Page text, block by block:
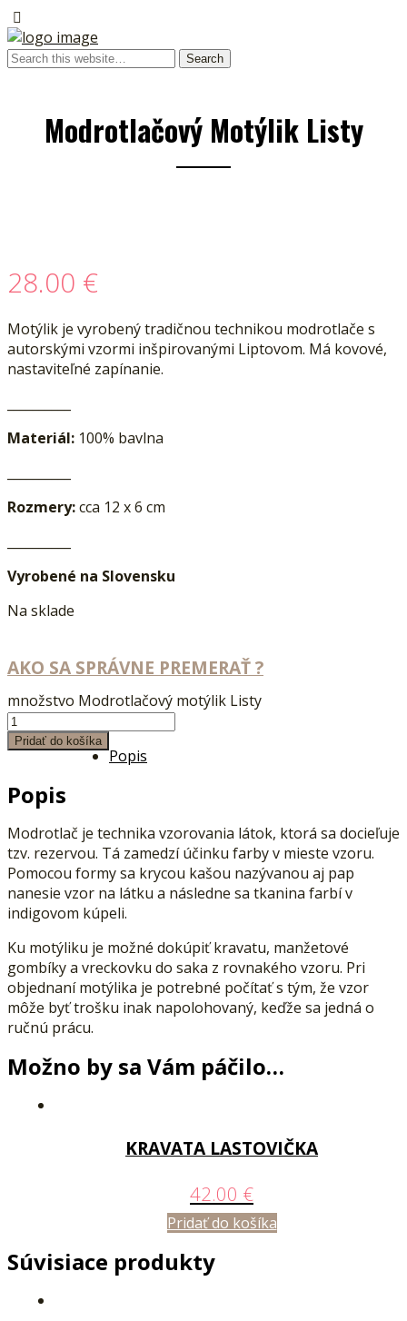
Modrotlačový Motýlik Listy
28.00 €
Motýlik je vyrobený tradičnou technikou modrotlače s
autorskými vzormi inšpirovanými Liptovom. Má kovové,
nastaviteľné zapínanie.
Materiál: 100% bavlna
Rozmery:cca 12 x 6 cm
Vyrobené na Slovensku
Na sklade
AKO SA SPRÁVNE PREMERAŤ ?
množstvo Modrotlačový motýlik Listy
Pridať do košíka
Popis
Popis
Modrotlač je technika vzorovania látok, ktorá sa docieľuje
tzv. rezervou. Tá zamedzí účinku farby v mieste vzoru.
Pomocou formy sa krycou kašou nazývanou aj pap
nanesie vzor na látku a následne sa tkanina farbí v
indigovom kúpeli.
Ku motýliku je možné dokúpiť kravatu, manžetové
gombíky a vreckovku do saka z rovnakého vzoru. Pri
objednaní motýlika je potrebné počítať s tým, že vzor
môže byť trošku inak napolohovaný, keďže sa jedná o
ručnú prácu.
Možno by sa Vám páčilo…
KRAVATA LASTOVIČKA
42.00 €
Pridať do košíka
Súvisiace produkty